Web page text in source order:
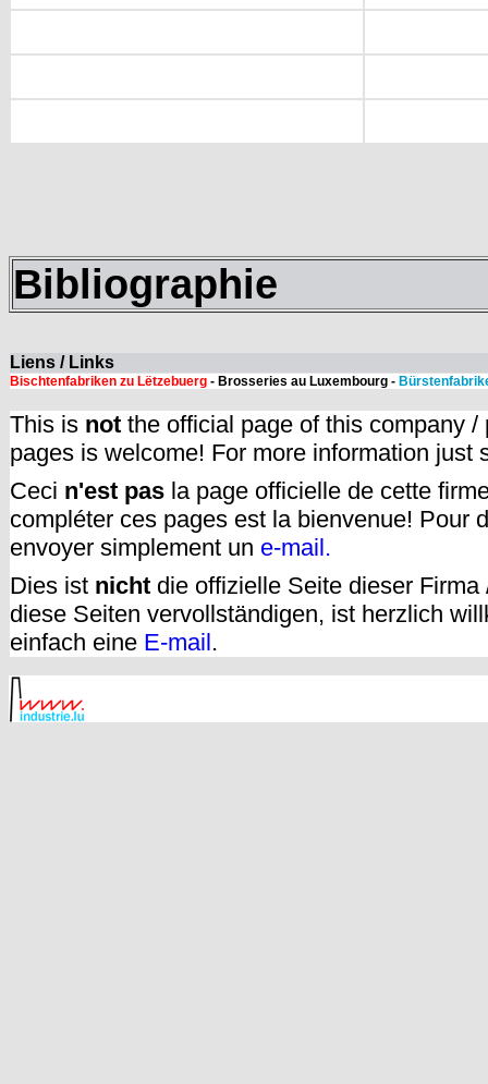
Bibliographie
Liens / Links
Bischtenfabriken zu Lëtzebuerg - Brosseries au Luxembourg -
This is not the official page of this company
pages is welcome! For more information just
Ceci n'est pas la page officielle de cette
compléter ces pages est la bienvenue! Pour
envoyer simplement un e-mail.
Dies ist nicht die offizielle Seite dieser
diese Seiten vervollständigen, ist herzlich
einfach eine E-mail.